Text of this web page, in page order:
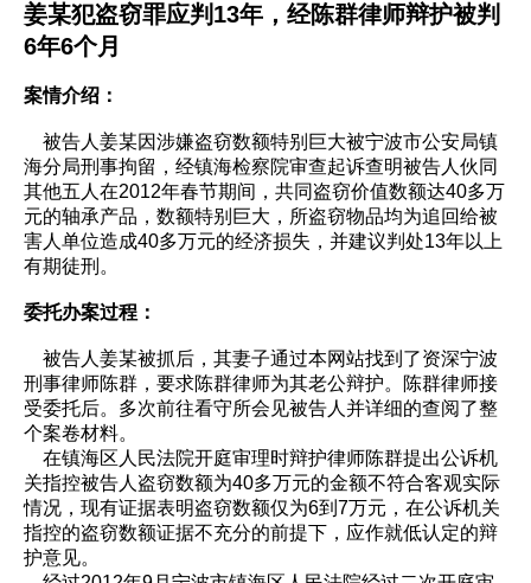
姜某犯盗窃罪应判13年，经陈群律师辩护被判
6年6个月
案情介绍：
被告人姜某因涉嫌盗窃数额特别巨大被宁波市公安局镇
海分局刑事拘留，经镇海检察院审查起诉查明被告人伙同
其他五人在2012年春节期间，共同盗窃价值数额达40多万
元的轴承产品，数额特别巨大，所盗窃物品均为追回给被
害人单位造成40多万元的经济损失，并建议判处13年以上
有期徒刑。
委托办案过程：
被告人姜某被抓后，其妻子通过本网站找到了资深宁波
刑事律师陈群，要求陈群律师为其老公辩护。陈群律师接
受委托后。多次前往看守所会见被告人并详细的查阅了整
个案卷材料。
在镇海区人民法院开庭审理时辩护律师陈群提出公诉机
关指控被告人盗窃数额为40多万元的金额不符合客观实际
情况，现有证据表明盗窃数额仅为6到7万元，在公诉机关
指控的盗窃数额证据不充分的前提下，应作就低认定的辩
护意见。